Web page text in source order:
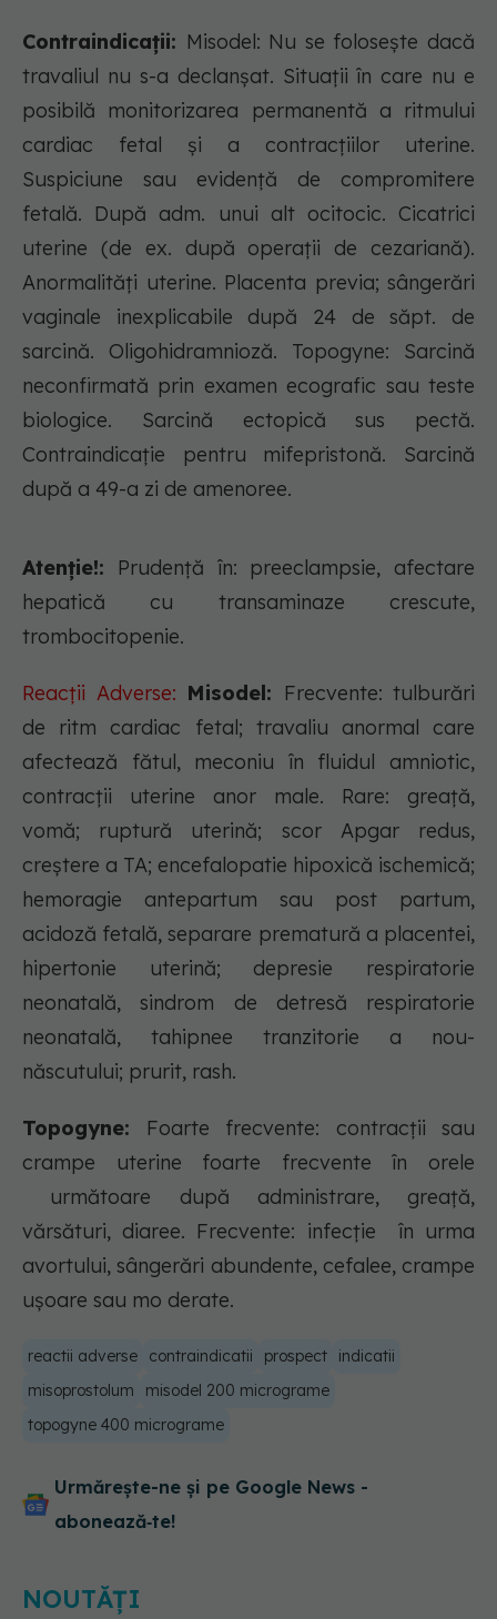
Contraindicații: Misodel: Nu se folosește dacă
travaliul nu s-a declanșat. Situații în care nu e
posibilă monitorizarea permanentă a ritmului
cardiac fetal și a contracțiilor uterine.
Suspiciune sau evidență de compromitere
fetală. După adm. unui alt ocitocic. Cicatrici
uterine (de ex. după operații de cezariană).
Anormalități uterine. Placenta previa; sângerări
vaginale inexplicabile după 24 de săpt. de
sarcină. Oligohidramnioză. Topogyne: Sarcină
neconfirmată prin examen ecografic sau teste
biologice. Sarcină ectopică sus pectă.
Contraindicație pentru mifepristonă. Sarcină
după a 49-a zi de amenoree.
Atenție!: Prudență în: preeclampsie, afectare
hepatică cu transaminaze crescute,
trombocitopenie.
Reacții Adverse: Misodel:
Frecvente: tulburări
de ritm cardiac fetal; travaliu anormal care
afectează fătul, meconiu în fluidul amniotic,
contracții uterine anor male. Rare: greață,
vomă; ruptură uterină; scor Apgar redus,
creștere a TA; encefalopatie hipoxică ischemică;
hemoragie antepartum sau post partum,
acidoză fetală, separare prematură a placentei,
hipertonie uterină; depresie respiratorie
neonatală, sindrom de detresă respiratorie
neonatală, tahipnee tranzitorie a nou-
născutului; prurit, rash.
Topogyne: Foarte frecvente: contracții sau
crampe uterine foarte frecvente în orele
următoare după administrare, greață,
vărsături, diaree. Frecvente: infecție în urma
avortului, sângerări abundente, cefalee, crampe
ușoare sau mo derate.
reactii adverse contraindicatii prospect
indicatii
misoprostolum
misodel 200 micrograme
topogyne 400 micrograme
Urmărește-ne și pe Google News -
abonează‑te!
NOUTĂȚI